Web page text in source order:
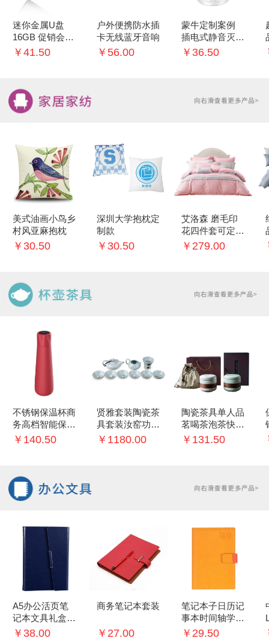
迷你金属U盘
16GB 促销会议
礼品
￥41.50
户外便携防水插
卡无线蓝牙音响
￥56.00
蒙牛定制案例
插电式静音灭蚊
灯家用室内灭蚊
￥36.50
美式油画小鸟乡
村风亚麻抱枕
￥30.50
深圳大学抱枕定
制款
￥30.50
艾洛森 磨毛印
花四件套可定制
logo
￥279.00
不锈钢保温杯商
务高档智能保温
杯创意礼品杯
￥140.50
贤雅套装陶瓷茶
具套装汝窑功夫
茶壶品茗茶杯镶
￥1180.00
陶瓷茶具单人品
茗喝茶泡茶快客
杯过滤茶杯便携
￥131.50
A5办公活页笔
记本文具礼盒记
事本签字笔商务
￥38.00
商务笔记本套装
￥27.00
笔记本子日历记
事本时间轴学生
每日计划手账本
￥29.50